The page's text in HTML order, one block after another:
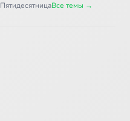
ПятидесятницаВсе темы →